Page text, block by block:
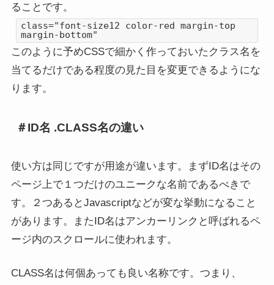
ることです。
class="font-size12 color-red margin-top
margin-bottom"
このように予めCSSで細かく作っておいたクラス名を
当てるだけである程度の見た目を変更できるようにな
ります。
＃ID名 .CLASS名の違い
使い方は同じですが用途が違います。まずID名はその
ページ上で１つだけのユニークな名前であるべきで
す。２つあるとJavascriptなどが変な挙動になること
があります。またID名はアンカーリンクと呼ばれるペ
ージ内のスクロールに使われます。
CLASS名は何個あっても良い名称です。つまり、